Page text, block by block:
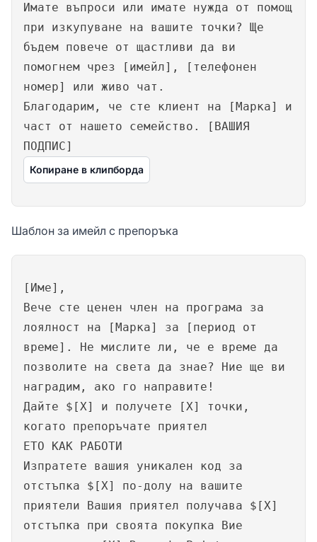
Имате въпроси или имате нужда от помощ
при изкупуване на вашите точки? Ще
бъдем повече от щастливи да ви
помогнем чрез [имейл], [телефонен
номер] или живо чат.
Благодарим, че сте клиент на [Марка] и
част от нашето семейство. [ВАШИЯ
ПОДПИС]
Копиране в клипборда
Шаблон за имейл с препоръка
[Име],
Вече сте ценен член на програма за
лоялност на [Марка] за [период от
време]. Не мислите ли, че е време да
позволите на света да знае? Ние ще ви
наградим, ако го направите!
Дайте $[X] и получете [X] точки,
когато препоръчате приятел
ЕТО КАК РАБОТИ
Изпратете вашия уникален код за
отстъпка $[X] по-долу на вашите
приятели Вашия приятел получава $[X]
отстъпка при своята покупка Вие